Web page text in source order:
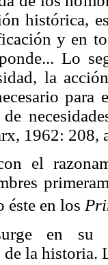
histórica,
y en
Lo
la
para
de
1962: 208,
el
éste en los
en su
de la historia.